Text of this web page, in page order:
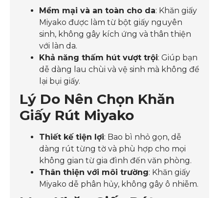
Mềm mại và an toàn cho da: Khăn giấy
Miyako được làm từ bột giấy nguyên
sinh, không gây kích ứng và thân thiện
với làn da.
Khả năng thấm hút vượt trội: Giúp bạn
dễ dàng lau chùi và vệ sinh mà không để
lại bụi giấy.
Lý Do Nên Chọn Khăn
Giấy Rút Miyako
Thiết kế tiện lợi: Bao bì nhỏ gọn, dễ
dàng rút từng tờ và phù hợp cho mọi
không gian từ gia đình đến văn phòng.
Thân thiện với môi trường: Khăn giấy
Miyako dễ phân hủy, không gây ô nhiễm.